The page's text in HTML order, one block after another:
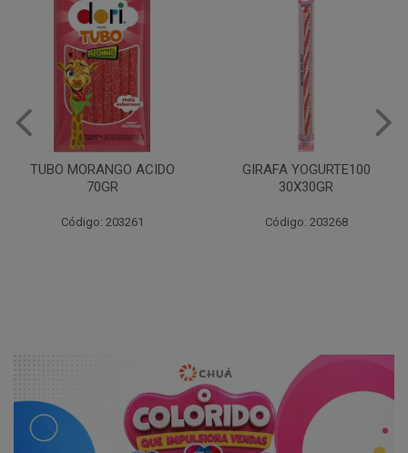
TUBO MORANGO ACIDO
70GR
Código: 203261
GIRAFA YOGURTE100
30X30GR
Código: 203268